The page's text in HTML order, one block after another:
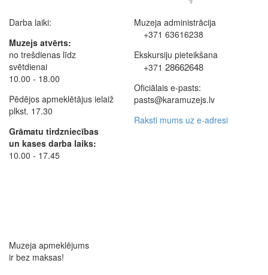
Darba laiki:
Muzejs atvērts:
no trešdienas līdz
svētdienai
10.00 - 18.00
Pēdējos apmeklētājus ielaiž
plkst. 17.30
Grāmatu tirdzniecības
un kases darba laiks:
10.00 - 17.45
Muzeja administrācija
+371 63616238
Ekskursiju pieteikšana
+371 28662648
Oficiālais e-pasts:
pasts@karamuzejs.lv
Raksti mums uz e-adresi
Muzeja apmeklējums
ir bez maksas!